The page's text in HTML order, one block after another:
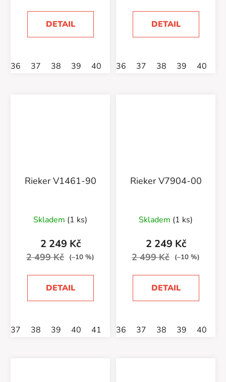
DETAIL
36 37 38 39 40 41 42
DETAIL
36 37 38 39 40
Rieker V1461-90
hodnocení
produktu
je
5
Skladem (1 ks)
2 249 Kč
2 499 Kč (–10 %)
DETAIL
37 38 39 40 41 42
Rieker V7904-00
Skladem (1 ks)
2 249 Kč
2 499 Kč (–10 %)
DETAIL
36 37 38 39 40